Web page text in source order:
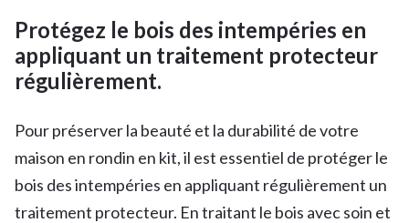
Protégez le bois des intempéries en
appliquant un traitement protecteur
régulièrement.
Pour préserver la beauté et la durabilité de votre
maison en rondin en kit, il est essentiel de protéger le
bois des intempéries en appliquant régulièrement un
traitement protecteur. En traitant le bois avec soin et